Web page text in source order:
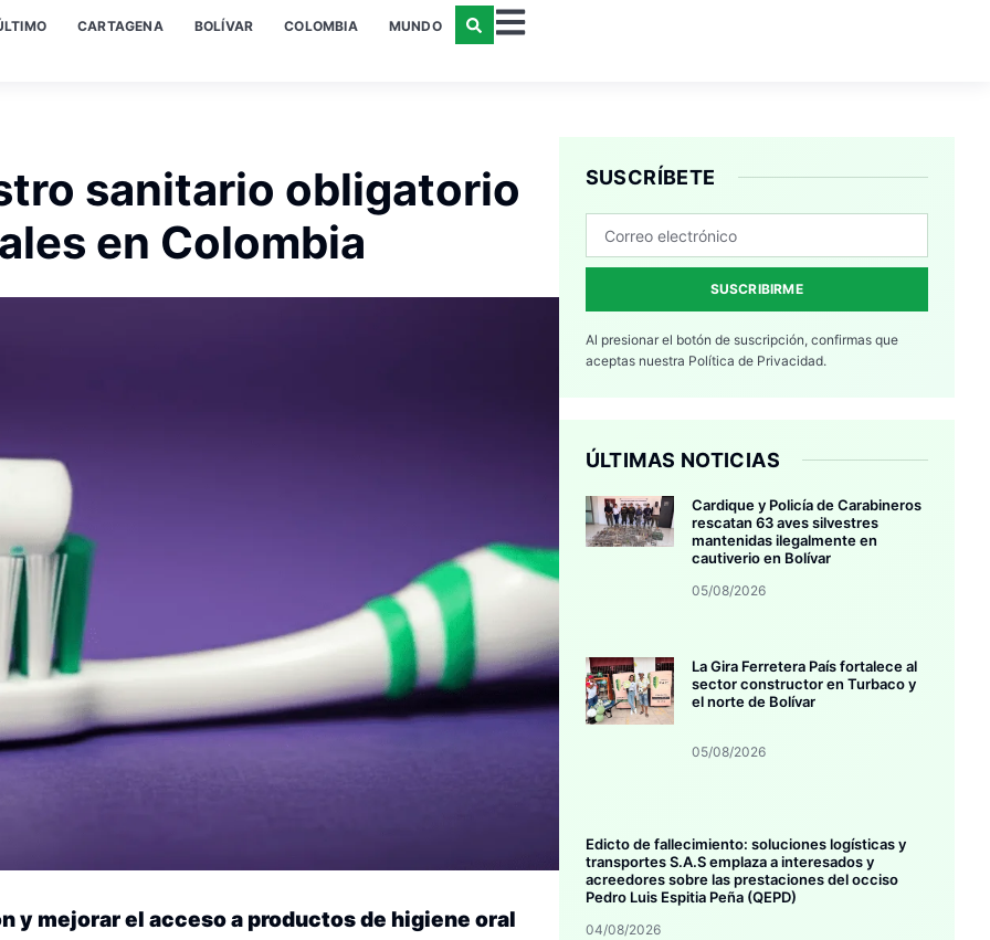
CARTAGENA BOLÍVAR COLOMBIA MUNDO
sanitario obligatorio
en Colombia
y mejorar el acceso a productos de higiene oral
SUSCRÍBETE
SUSCRIBIRME
Al presionar el botón de suscripción, confirmas que
aceptas nuestra Política de Privacidad.
ÚLTIMAS NOTICIAS
Cardique y Policía de Carabineros
rescatan 63 aves silvestres
mantenidas ilegalmente en
cautiverio en Bolívar
05/08/2026
La Gira Ferretera País fortalece al
sector constructor en Turbaco y
el norte de Bolívar
05/08/2026
Edicto de fallecimiento: soluciones logísticas y
transportes S.A.S emplaza a interesados y
acreedores sobre las prestaciones del occiso
Pedro Luis Espitia Peña (QEPD)
04/08/2026